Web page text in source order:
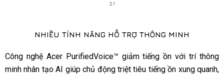
2.1
NHIỀU TÍNH NĂNG HỖ TRỢ THÔNG MINH
Công nghệ Acer PurifiedVoice™ giảm tiếng ồn với trí thông
minh nhân tạo AI giúp chủ động triệt tiêu tiếng ồn xung quanh,